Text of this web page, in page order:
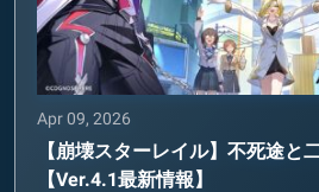
Apr 09, 2026
【崩壊スターレイル】不死途と
【Ver.4.1最新情報】